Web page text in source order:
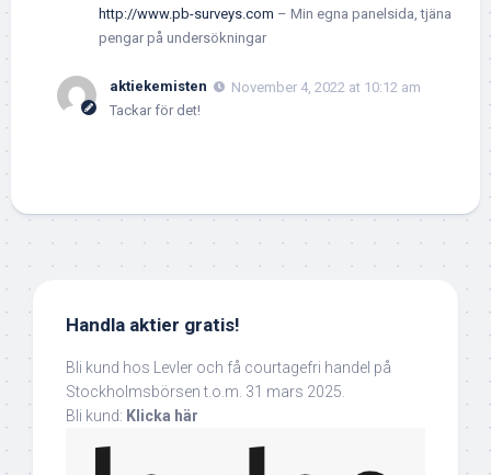
http://www.pb-surveys.com – Min egna panelsida, tjäna
pengar på undersökningar
aktiekemisten
November 4, 2022 at 10:12 am
Tackar för det!
Handla aktier gratis!
Bli kund hos Levler och få courtagefri handel på
Stockholmsbörsen t.o.m. 31 mars 2025.
Bli kund: Klicka här